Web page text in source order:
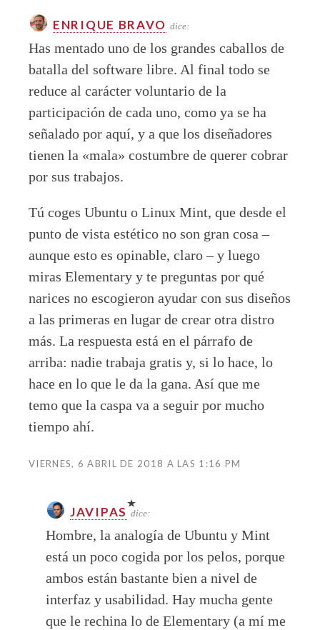
ENRIQUE BRAVO dice:
Has mentado uno de los grandes caballos de
batalla del software libre. Al final todo se
reduce al carácter voluntario de la
participación de cada uno, como ya se ha
señalado por aquí, y a que los diseñadores
tienen la «mala» costumbre de querer cobrar
por sus trabajos.
Tú coges Ubuntu o Linux Mint, que desde el
punto de vista estético no son gran cosa –
aunque esto es opinable, claro – y luego
miras Elementary y te preguntas por qué
narices no escogieron ayudar con sus diseños
a las primeras en lugar de crear otra distro
más. La respuesta está en el párrafo de
arriba: nadie trabaja gratis y, si lo hace, lo
hace en lo que le da la gana. Así que me
temo que la caspa va a seguir por mucho
tiempo ahí.
VIERNES, 6 ABRIL DE 2018 A LAS 1:16 PM
JAVIPAS dice:
Hombre, la analogía de Ubuntu y Mint
está un poco cogida por los pelos, porque
ambos están bastante bien a nivel de
interfaz y usabilidad. Hay mucha gente
que le rechina lo de Elementary (a mí me